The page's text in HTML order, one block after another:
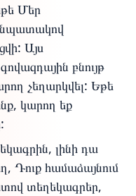
Մեր
նպատակով
Այս
բնույթ
չեղարկվել: Եթե
կարող եք
լինի դա
Դուք համաձայնում
տեղեկագրեր,